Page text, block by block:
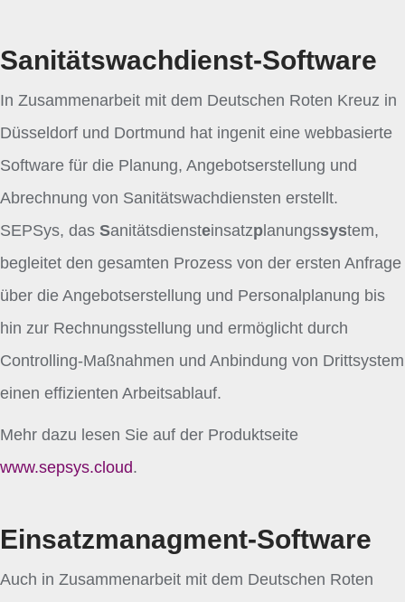
Sanitätswachdienst-Software
In Zusammenarbeit mit dem Deutschen Roten Kreuz in
Düsseldorf und Dortmund hat ingenit eine webbasierte
Software für die Planung, Angebotserstellung und
Abrechnung von Sanitätswachdiensten erstellt.
SEPSys, das Sanitätsdiensteinsatzp lanungssystem,
begleitet den gesamten Prozess von der ersten Anfrage
über die Angebotserstellung und Personalplanung bis
hin zur Rechnungsstellung und ermöglicht durch
Controlling-Maßnahmen und Anbindung von Drittsystem
einen effizienten Arbeitsablauf.
Mehr dazu lesen Sie auf der Produktseite
www.sepsys.cloud.
Einsatzmanagment-Software
Auch in Zusammenarbeit mit dem Deutschen Roten